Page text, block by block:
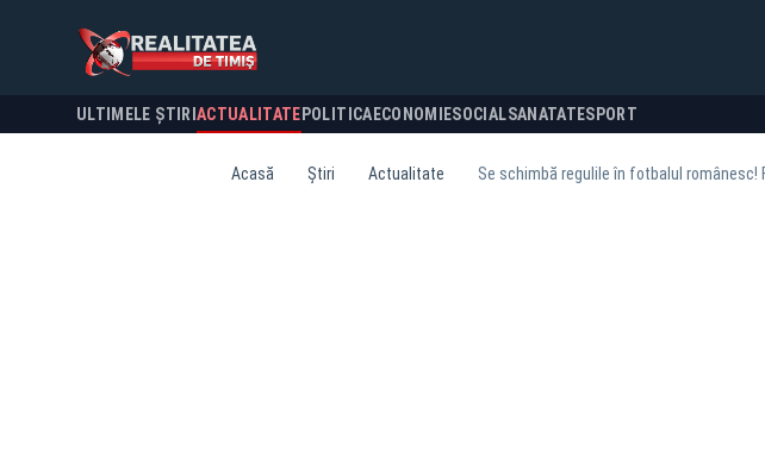
ULTIMELE ȘTIRI ACTUALITATE POLITICA ECONOMIESOCIALSANATATESPORT
Acasă Știri Actualitate Se schimbă regulile în fotbalul românesc!